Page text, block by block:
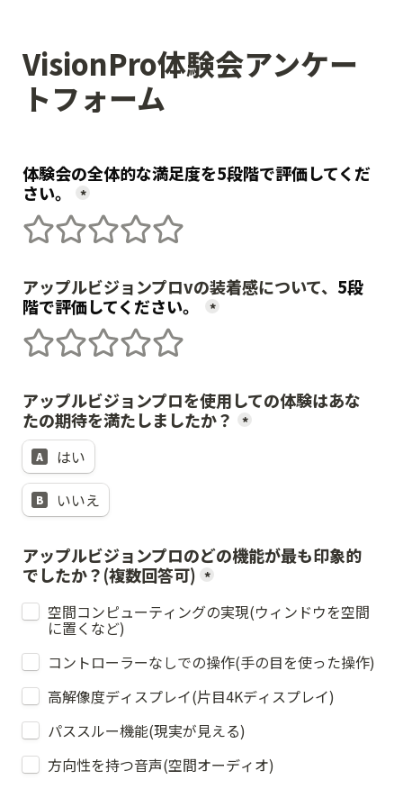
VisionPro体験会アンケー
トフォーム
体験会の全体的な満足度を5段階で評価してくだ
さい。
*
1つ星2つ星3つ星4つ星5つ星
アップルビジョンプロvの装着感について、 5段
階で評価してください。
*
1つ星2つ星3つ星4つ星5つ星
アップルビジョンプロを使用しての体験はあな
たの期待を満たしましたか？
*
A はい
B いいえ
アップルビジョンプロのどの機能が最も印象的
でしたか？(複数回答可) *
空間コンピューティングの実現(ウィンドウを空間
に置くなど)
コントローラーなしでの操作(手の目を使った操作)
高解像度ディスプレイ(片目4Kディスプレイ)
パススルー機能(現実が見える)
方向性を持つ音声(空間オーディオ)